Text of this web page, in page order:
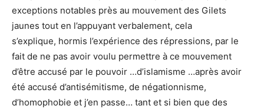
exceptions notables près au mouvement des Gilets
jaunes tout en l’appuyant verbalement, cela
s’explique, hormis l’expérience des répressions, par le
fait de ne pas avoir voulu permettre à ce mouvement
d’être accusé par le pouvoir …d’islamisme …après avoir
été accusé d’antisémitisme, de négationnisme,
d’homophobie et j’en passe… tant et si bien que des